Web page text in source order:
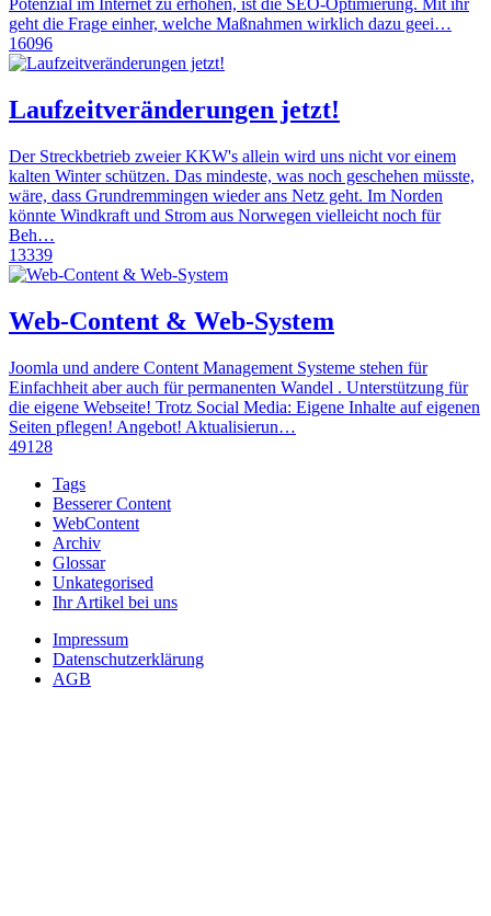
Potenzial im Internet zu erhöhen, ist die SEO-Optimierung. Mit ihr
geht die Frage einher, welche Maßnahmen wirklich dazu geei…
16096
Laufzeitveränderungen jetzt!
Der Streckbetrieb zweier KKW's allein wird uns nicht vor einem
kalten Winter schützen. Das mindeste, was noch geschehen müsste,
wäre, dass Grundremmingen wieder ans Netz geht. Im Norden
könnte Windkraft und Strom aus Norwegen vielleicht noch für
Beh…
13339
Web-Content & Web-System
Joomla und andere Content Management Systeme stehen für
Einfachheit aber auch für permanenten Wandel . Unterstützung für
die eigene Webseite! Trotz Social Media: Eigene Inhalte auf eigenen
Seiten pflegen! Angebot! Aktualisierun…
49128
Tags
Besserer Content
WebContent
Archiv
Glossar
Unkategorised
Ihr Artikel bei uns
Impressum
Datenschutzerklärung
AGB